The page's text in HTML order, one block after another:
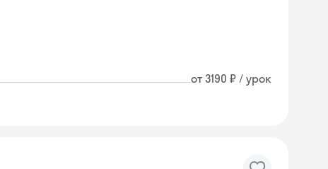
от 3190 ₽ / урок